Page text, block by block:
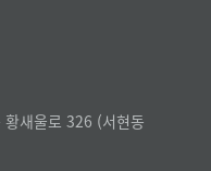
새울로 326 (서현동